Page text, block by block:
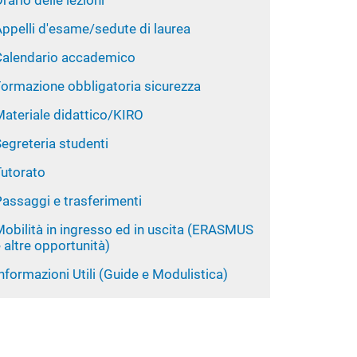
d'esame/sedute di laurea
accademico
obbligatoria sicurezza
didattico/KIRO
studenti
e trasferimenti
in ingresso ed in uscita (ERASMUS
altre opportunità)
Utili (Guide e Modulistica)